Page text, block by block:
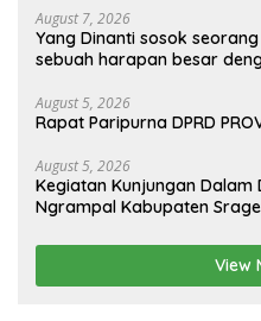
August 7, 2026
Yang Dinanti sosok
sebuah harapan besar
yang berjudul Musa & Princes.
August 5, 2026
Rapat Paripurna DPRD
August 5, 2026
Kegiatan Kunjungan Dalam
Ngrampal Kabupaten
View